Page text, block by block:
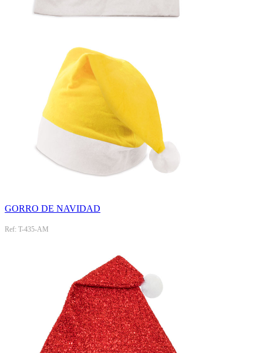
GORRO DE NAVIDAD
Ref: T-435-AM